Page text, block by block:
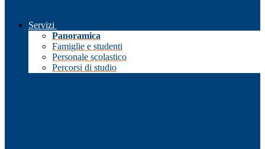
Servizi
Panoramica
Famiglie e studenti
Personale scolastico
Percorsi di studio